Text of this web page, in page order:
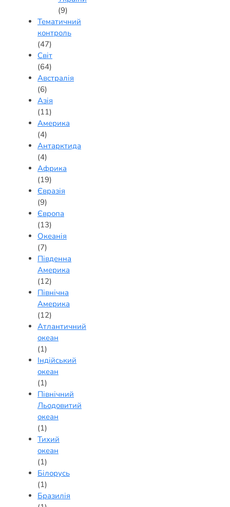
(9)
Тематичний
контроль
(47)
Світ
(64)
Австралія
(6)
Азія
(11)
Америка
(4)
Антарктида
(4)
Африка
(19)
Євразія
(9)
Європа
(13)
Океанія
(7)
Південна
Америка
(12)
Північна
Америка
(12)
Атлантичний
океан
(1)
Індійський
океан
(1)
Північний
Льодовитий
океан
(1)
Тихий
океан
(1)
Білорусь
(1)
Бразилія